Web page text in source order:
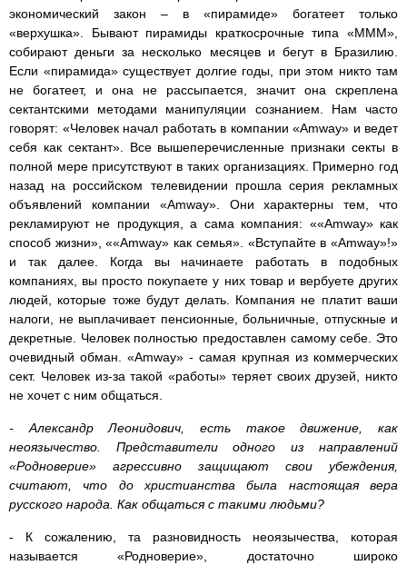
экономический закон – в «пирамиде» богатеет только
«верхушка». Бывают пирамиды краткосрочные типа «МММ»,
собирают деньги за несколько месяцев и бегут в Бразилию.
Если «пирамида» существует долгие годы, при этом никто там
не богатеет, и она не рассыпается, значит она скреплена
сектантскими методами манипуляции сознанием. Нам часто
говорят: «Человек начал работать в компании «Amway» и ведет
себя как сектант». Все вышеперечисленные признаки секты в
полной мере присутствуют в таких организациях. Примерно год
назад на российском телевидении прошла серия рекламных
объявлений компании «Amway». Они характерны тем, что
рекламируют не продукция, а сама компания: ««Amway» как
способ жизни», ««Amway» как семья». «Вступайте в «Amway»!»
и так далее. Когда вы начинаете работать в подобных
компаниях, вы просто покупаете у них товар и вербуете других
людей, которые тоже будут делать. Компания не платит ваши
налоги, не выплачивает пенсионные, больничные, отпускные и
декретные. Человек полностью предоставлен самому себе. Это
очевидный обман. «Amway» - самая крупная из коммерческих
сект. Человек из-за такой «работы» теряет своих друзей, никто
не хочет с ним общаться.
- Александр Леонидович, есть такое движение, как
неоязычество. Представители одного из направлений
«Родноверие» агрессивно защищают свои убеждения,
считают, что до христианства была настоящая вера
русского народа. Как общаться с такими людьми?
- К сожалению, та разновидность неоязычества, которая
называется «Родноверие», достаточно широко